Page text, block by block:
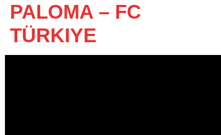
PALOMA – FC
TÜRKIYE